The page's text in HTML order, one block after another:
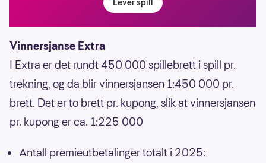
Vinnersjanse Extra
I Extra er det rundt 450 000 spillebrett i spill pr.
trekning, og da blir vinnersjansen 1:450 000 pr.
brett. Det er to brett pr. kupong, slik at vinnersjansen
pr. kupong er ca. 1:225 000
Antall premieutbetalinger totalt i 2025: